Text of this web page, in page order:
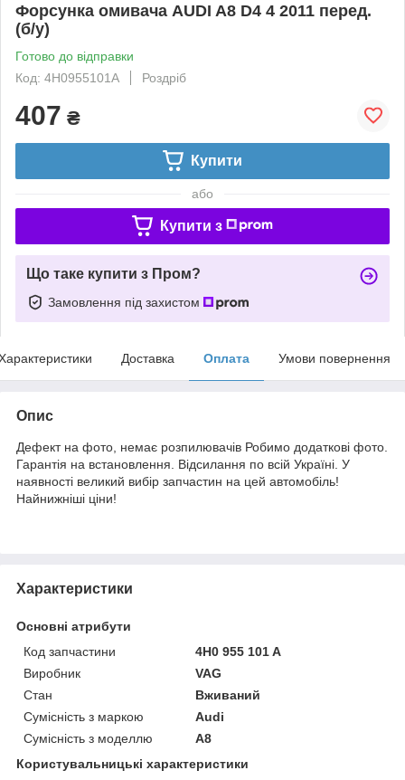
Форсунка омивача AUDI A8 D4 4 2011 перед.
(б/у)
Готово до відправки
Код: 4H0955101A
Роздріб
407 ₴
Купити
або
Купити з
Що таке купити з Пром?
Замовлення під захистом
Доставка Оплата Умови повернення
Опис
Дефект на фото, немає розпилювачів Робимо додаткові фото.
Гарантія на встановлення. Відсилання по всій Україні. У
наявності великий вибір запчастин на цей автомобіль!
Найнижніші ціни!
Характеристики
Основні атрибути
Код запчастини
4H0 955 101 A
Виробник
VAG
Стан
Вживаний
Сумісність з маркою
Audi
Сумісність з моделлю
A8
Користувальницькі характеристики